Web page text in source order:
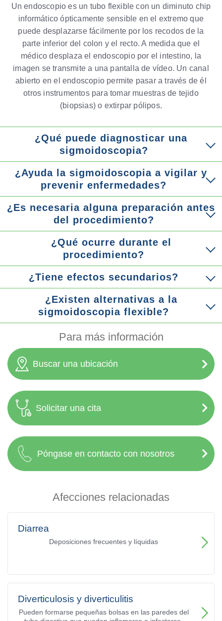
Un endoscopio es un tubo flexible con un diminuto chip
informático ópticamente sensible en el extremo que
puede desplazarse fácilmente por los recodos de la
parte inferior del colon y el recto. A medida que el
médico desplaza el endoscopio por el intestino, la
imagen se transmite a una pantalla de vídeo. Un canal
abierto en el endoscopio permite pasar a través de él
otros instrumentos para tomar muestras de tejido
(biopsias) o extirpar pólipos.
¿Qué puede diagnosticar una
sigmoidoscopia?
¿Ayuda la sigmoidoscopia a vigilar y
prevenir enfermedades?
¿Es necesaria alguna preparación antes
del procedimiento?
¿Qué ocurre durante el
procedimiento?
¿Tiene efectos secundarios?
¿Existen alternativas a la
sigmoidoscopia flexible?
Para más información
Buscar una ubicación
Solicitar una cita
Póngase en contacto con nosotros
Afecciones relacionadas
Diarrea
Deposiciones frecuentes y líquidas
Diverticulosis y diverticulitis
Pueden formarse pequeñas bolsas en las paredes del